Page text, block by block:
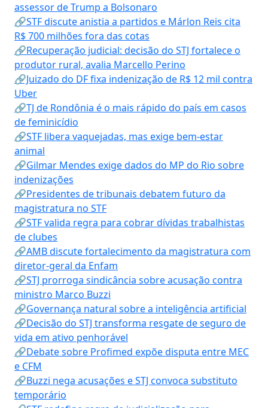
assessor de Trump a Bolsonaro
🔗STF discute anistia a partidos e Márlon Reis cita
R$ 700 milhões fora das cotas
🔗Recuperação judicial: decisão do STJ fortalece o
produtor rural, avalia Marcello Perino
🔗Juizado do DF fixa indenização de R$ 12 mil contra
Uber
🔗TJ de Rondônia é o mais rápido do país em casos
de feminicídio
🔗STF libera vaquejadas, mas exige bem-estar
animal
🔗Gilmar Mendes exige dados do MP do Rio sobre
indenizações
🔗Presidentes de tribunais debatem futuro da
magistratura no STF
🔗STF valida regra para cobrar dívidas trabalhistas
de clubes
🔗AMB discute fortalecimento da magistratura com
diretor-geral da Enfam
🔗STJ prorroga sindicância sobre acusação contra
ministro Marco Buzzi
🔗Governança natural sobre a inteligência artificial
🔗Decisão do STJ transforma resgate de seguro de
vida em ativo penhorável
🔗Debate sobre Profimed expõe disputa entre MEC
e CFM
🔗Buzzi nega acusações e STJ convoca substituto
temporário